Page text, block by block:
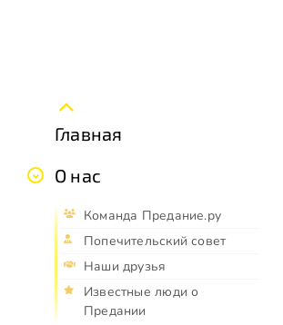
Главная
О нас
Команда Предание.ру
Попечительский совет
Наши друзья
Известные люди о
Предании